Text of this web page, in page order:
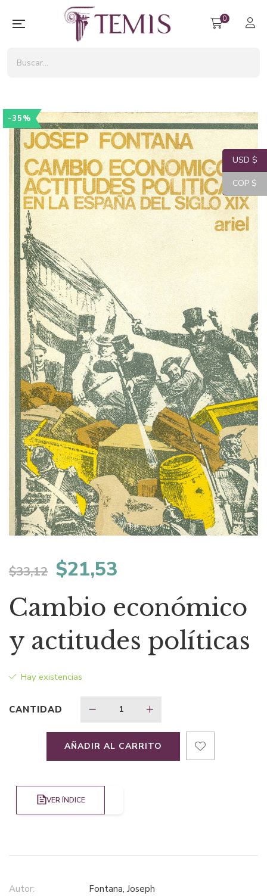
0
-35%
$33,12 El
precio
original
era:
$33,12.
$21,53
precio
es:
Cambio económico
y actitudes políticas
Hay existencias
CANTIDAD
AÑADIR AL CARRITO
VER ÍNDICE
Autor: Fontana, Joseph
USD $
COP $